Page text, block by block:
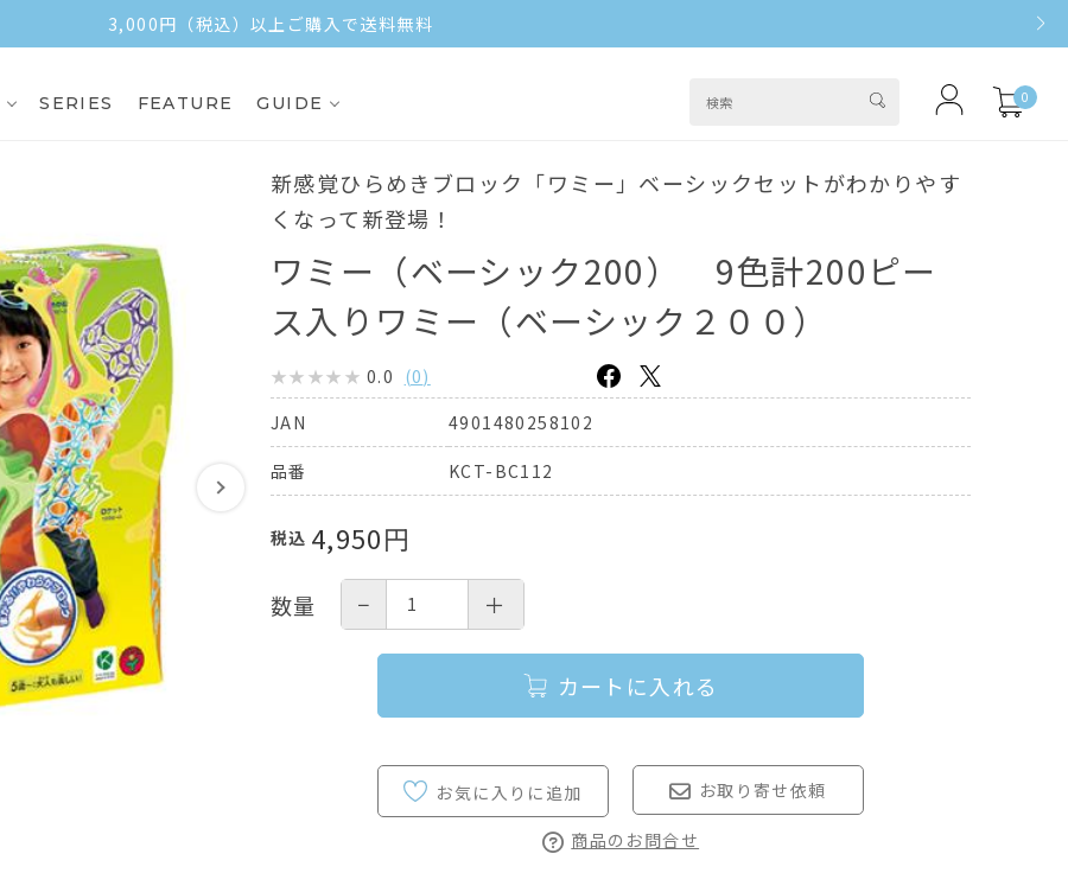
3,000円（税込）以上ご購入で送料無料
SERIES FEATURE GUIDE 0
新感覚ひらめきブロック「ワミー」ベーシックセットがわかりやす
くなって新登場！
ワミー（ベーシック200） 9色計200ピー
ス入りワミー（ベーシック２００）
0.0 (0)
JAN
4901480258102
品番 KCT-BC112
税込 4,950円
数量 − ＋
カートに入れる
お取り寄せ依頼
商品のお問合せ